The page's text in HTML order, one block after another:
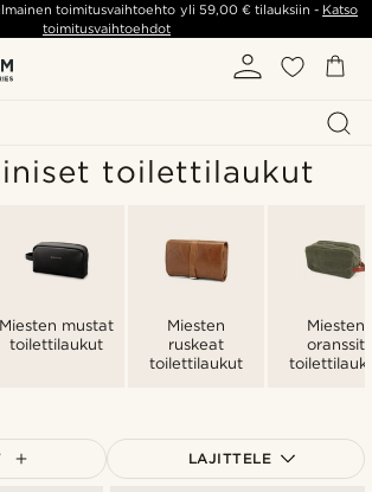
toimitusvaihtoehto yli 59,00 €tilauksiin - Katso
toimitusvaihtoehdot
toilettilaukut
Miesten mustat
toilettilaukut
Miesten
ruskeat
toilettilaukut
Miesten
oranssit
LAJITTELE